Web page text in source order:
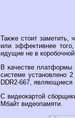
Также стоит заметить,
или эффективнее
идущие не в коробочной
В качестве платформы
системе установлено
DDR2-667, являющиеся
С видеокартой
Мбайт видеопамяти.